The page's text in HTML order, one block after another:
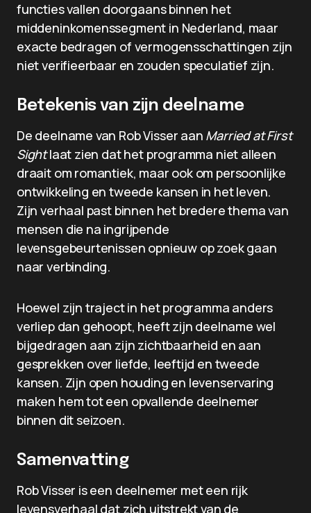
functies vallen doorgaans binnen het
middeninkomenssegment in Nederland, maar
exacte bedragen of vermogensschattingen zijn
niet verifieerbaar en zouden speculatief zijn.
Betekenis van zijn deelname
De deelname van Rob Visser aan Married at First
Sightlaat zien dat het programma niet alleen
draait om romantiek, maar ook om persoonlijke
ontwikkeling en tweede kansen in het leven.
Zijn verhaal past binnen het bredere thema van
mensen die na ingrijpende
levensgebeurtenissen opnieuw op zoek gaan
naar verbinding.
Hoewel zijn traject in het programma anders
verliep dan gehoopt, heeft zijn deelname wel
bijgedragen aan zijn zichtbaarheid en aan
gesprekken over liefde, leeftijd en tweede
kansen. Zijn open houding en levenservaring
maken hem tot een opvallende deelnemer
binnen dit seizoen.
Samenvatting
Rob Visser is een deelnemer met een rijk
levensverhaal dat zich uitstrekt van de